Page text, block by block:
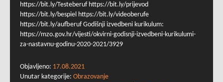
https://bit.ly/Testeberuf https://bit.ly/prijevod
https://bit.ly/bespiel https://bit.ly/videoberufe
https://bit.ly/aufberuf Godišnji izvedbeni kurikulum:
https://mzo.gov.hr/vijesti/okvirni-godisnji-izvedbeni-kurikulumi-
za-nastavnu-godinu-2020-2021/3929
Objavljeno: 17.08.2021
Unutar kategorije: Obrazovanje